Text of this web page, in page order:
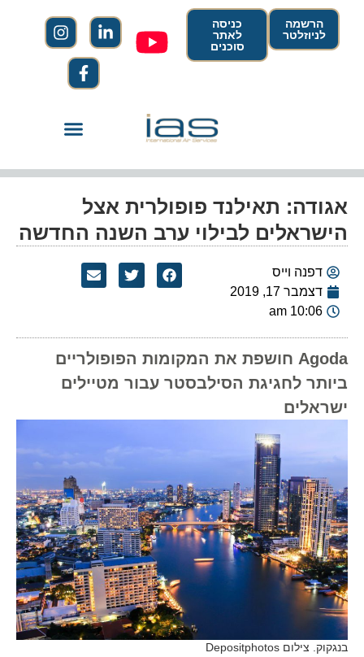
הרשמה
לניוזלטר
כניסה
לאתר
סוכנים
אגודה: תאילנד פופולרית אצל
הישראלים לבילוי ערב השנה החדשה
דפנה וייס
דצמבר 17, 2019
10:06 am
Agoda חושפת את המקומות הפופולריים
ביותר לחגיגת הסילבסטר עבור מטיילים
ישראלים
בנגקוק. צילום Depositphotos